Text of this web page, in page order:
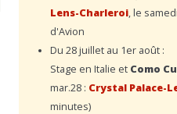
Lens-Charleroi, le
d'Avion
Du 28 juillet au 1er août :
Stage en Italie et Como
mar.28 : Crystal Palace-
minutes)